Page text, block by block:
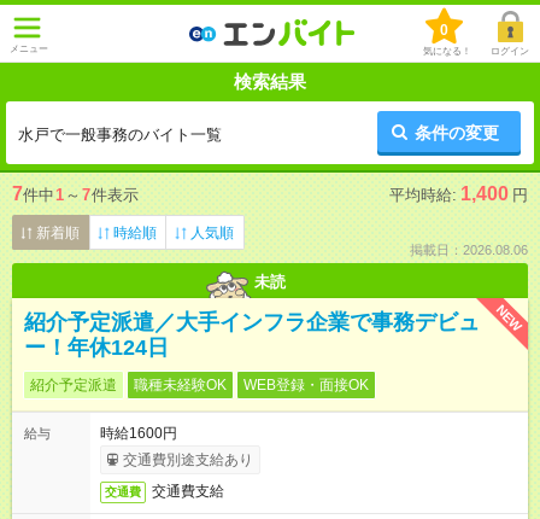
メニュー
0
気になる！ ログイン
検索結果
水戸で一般事務のバイト一覧 条件の変更
7件中1 ～ 7件表示 平均時給: 1,400 円
新着順 時給順 人気順
掲載日：2026.08.06
未読
NEW
紹介予定派遣／大手インフラ企業で事務デビュ
ー！年休124日
紹介予定派遣 職種未経験OK WEB登録・面接OK
給与
時給1600円
交通費別途支給あり
交通費 交通費支給